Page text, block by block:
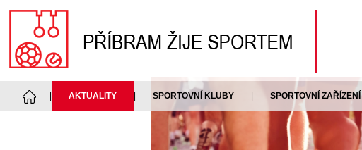
AKTUALITY SPORTOVNÍ KLUBY SPORTOVNÍ ZAŘÍZENÍ